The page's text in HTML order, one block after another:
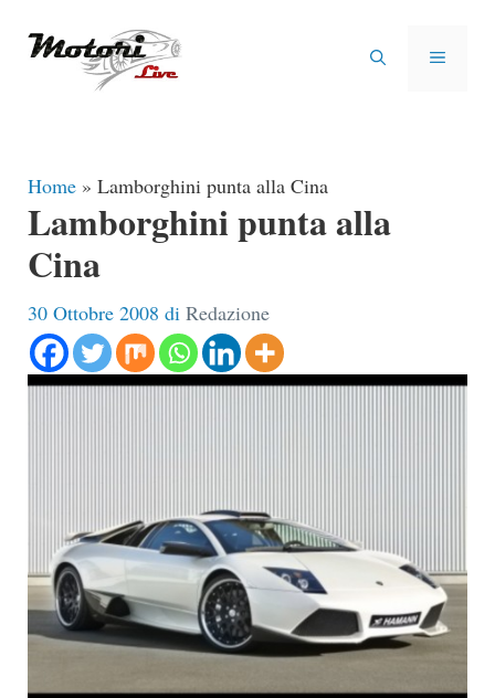
MENU
Home » Lamborghini punta alla Cina
Lamborghini punta alla
Cina
30 Ottobre 2008 di Redazione